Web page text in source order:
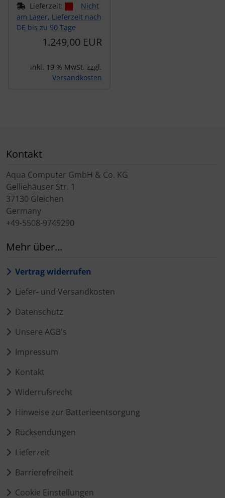
Lieferzeit:
Nicht
am Lager, Lieferzeit nach
DE bis zu 90 Tage
1.249,00 EUR
inkl. 19 % MwSt. zzgl.
Versandkosten
Kontakt
Aqua Computer GmbH & Co. KG
Gelliehäuser Str. 1
37130 Gleichen
Germany
+49-5508-9749290
Mehr über...
Vertrag widerrufen
Liefer- und Versandkosten
Datenschutz
Unsere AGB's
Impressum
Kontakt
Widerrufsrecht
Hinweise zur Batterieentsorgung
Rücksendungen
Lieferzeit
Barrierefreiheit
Cookie Einstellungen